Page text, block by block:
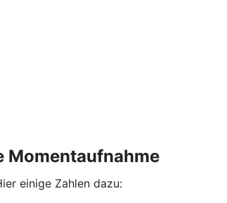
Momentaufnahme
einige Zahlen dazu: